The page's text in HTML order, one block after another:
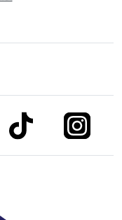
linkedinlink to tiktok link to